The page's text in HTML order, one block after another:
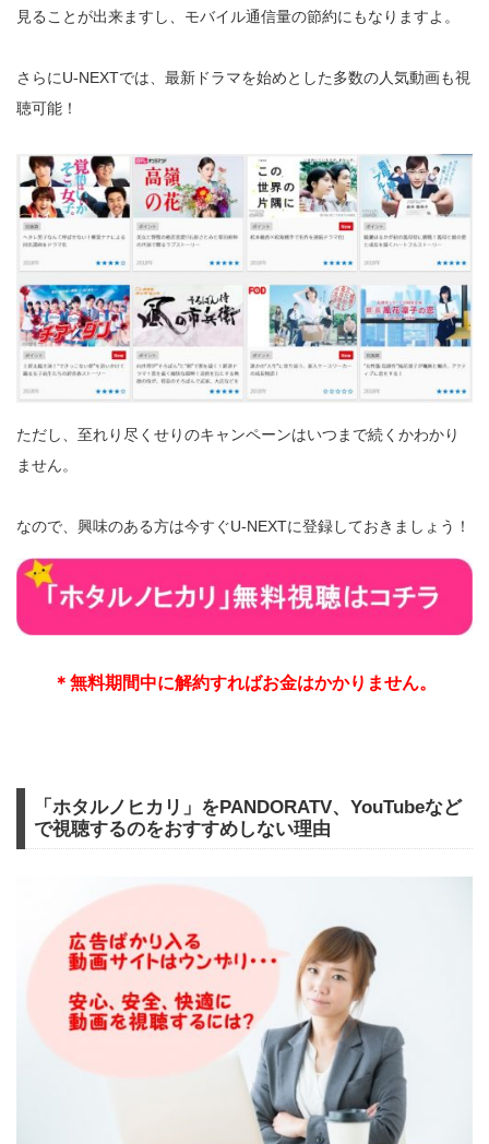
見ることが出来ますし、モバイル通信量の節約にもなりますよ。
さらにU-NEXTでは、最新ドラマを始めとした多数の人気動画も視
聴可能！
ただし、至れり尽くせりのキャンペーンはいつまで続くかわかり
ません。
なので、興味のある方は今すぐU-NEXTに登録しておきましょう！
＊無料期間中に解約すればお金はかかりません。
「ホタルノヒカリ」をPANDORATV、YouTubeなど
で視聴するのをおすすめしない理由